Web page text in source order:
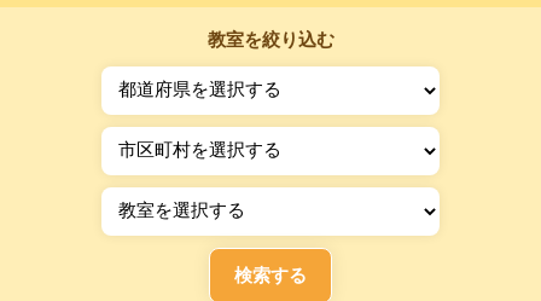
教室を絞り込む
検索する